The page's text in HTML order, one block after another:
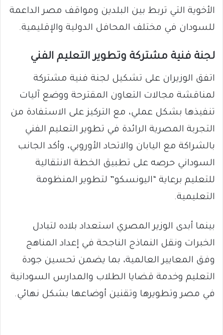
الأخوية التي تربط بين البلدين ومواقف مصر الداعمة
للسودان في مختلف المحافل الدولية والإقليمية.
​لجنة فنية مشتركة وتطوير التعليم الفني
​اتفق الوزيران على تشكيل لجنة فنية مشتركة
لمناقشة مجالات التعاون المقترحة ووضع آليات
تنفيذها بشكل عملي، مع التركيز على الاستفادة من
التجربة المصرية الرائدة في تطوير التعليم الفني
بالشراكة مع اليابان والاتحاد الأوروبي، وأكد الجانب
السوداني حرصه على تطبيق الخطة الانتقالية
للتعليم برعاية “اليونسكو” لتطوير المنظومة
التعليمية.
بينما أبدى الوزير المصري استعداد بلاده لتبادل
الخبرات ونقل النماذج الناجحة في إعداد المناهج
وفق المعايير العالمية، بما يضمن تحسين جودة
التعليم وخدمة قضايا الطلاب والمدارس السودانية
في مصر وتطويرها وتقنين أوضاعها بشكل نهائي.